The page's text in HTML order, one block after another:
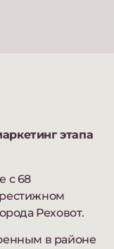
этапа
с 68
Реховот.
в районе